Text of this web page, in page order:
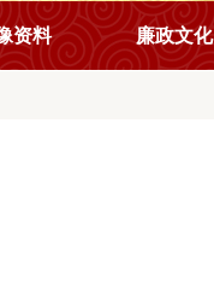
资料 廉政文化